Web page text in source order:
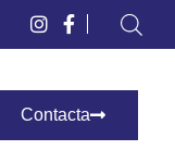
Contacta